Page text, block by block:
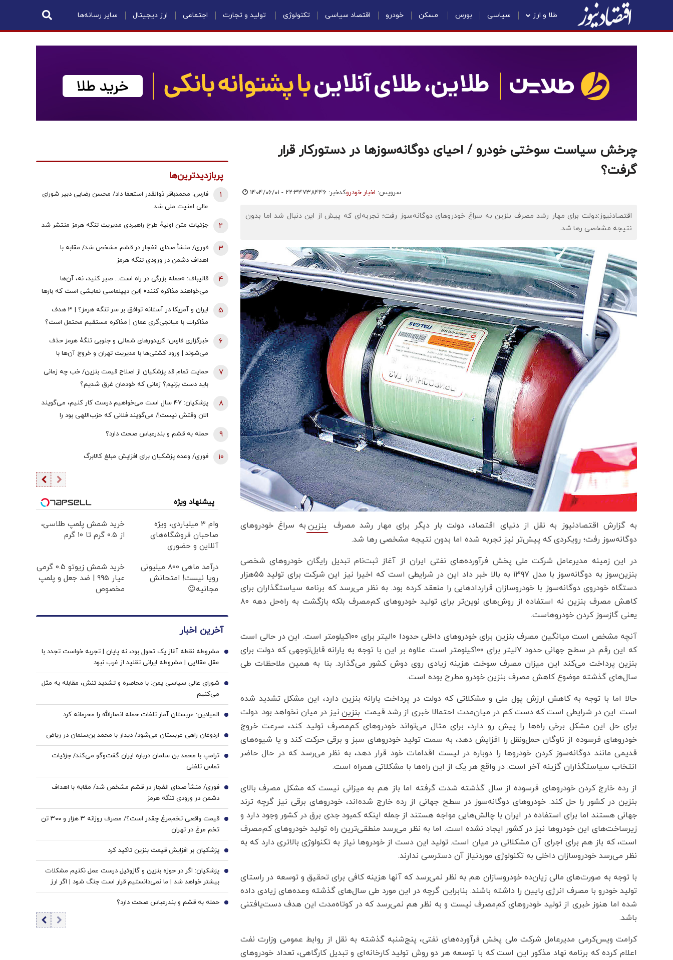
طلا و ارز سیاسی بورس مسکن خودرو اقتصاد سیاسی تکنولوژی تولید و تجارت اجتماعی ارز دیجیتال سایر رسانه‌ها
چرخش سیاست سوختی خودرو / احیای دوگانه‌سوزها در دستورکار قرار
گرفت؟
سرویس: اخبار خودروکدخبر: ۷۳۸۴۴۶ ۱۴۰۴/۰۶/۰۱ - ۲۲:۳۴
اقتصادنیوز:دولت برای مهار رشد مصرف بنزین به سراغ خودروهای دوگانه‌سوز رفت؛ تجربه‌ای که پیش‌ از این دنبال شد اما بدون
نتیجه مشخصی رها شد.
به گزارش اقتصادنیوز به نقل از دنیای اقتصاد، دولت بار دیگر برای مهار رشد مصرف بنزین به سراغ خودروهای
دوگانه‌سوز رفت؛ رویکردی که پیش‌تر نیز تجربه شده اما بدون نتیجه مشخصی رها شد.
در این زمینه مدیرعامل شرکت ملی پخش فرآورده‌های نفتی ایران از آغاز ثبت‌نام تبدیل رایگان خودروهای شخصی
بنزین‌سوز به دوگانه‌سوز با مدل ۱۳۹۷ به بالا خبر داد این در شرایطی است که اخیرا نیز این شرکت برای تولید ۵۵هزار
دستگاه خودروی دوگانه‌سوز با خودروسازان قراردادهایی را منعقد کرده بود. به نظر می‌رسد که برنامه سیاستگذاران برای
کاهش مصرف بنزین نه استفاده از روش‌های نوین‌تر برای تولید خودروهای کم‌مصرف بلکه بازگشت به راه‌حل دهه ۸۰
یعنی گازسوز کردن خودروهاست.
آنچه مشخص است میانگین مصرف بنزین برای خودروهای داخلی حدودا ۱۰لیتر برای ۱۰۰کیلومتر است. این در حالی است
که این رقم در سطح جهانی حدود ۷لیتر برای ۱۰۰کیلومتر است. علاوه بر این با توجه به یارانه قابل‌توجهی که دولت برای
بنزین پرداخت می‌کند این میزان مصرف سوخت هزینه زیادی روی دوش کشور می‌‌گذارد. بنا به همین ملاحظات طی
سال‌های گذشته موضوع کاهش مصرف بنزین خودرو مطرح بوده است.
حالا اما با توجه به کاهش ارزش پول ملی و مشکلاتی که دولت در پرداخت یارانه بنزین دارد، این مشکل تشدید شده
است. این در شرایطی است که دست کم در میان‌مدت احتمالا خبری از رشد قیمت بنزین نیز در میان نخواهد بود. دولت
برای حل این مشکل برخی راه‌ها را پیش رو دارد، برای مثال می‌تواند خودروهای کم‌مصرف تولید کند، سرعت خروج
خودروهای فرسوده از ناوگان حمل‌ونقل را افزایش دهد، به سمت تولید خودروهای سبز و برقی حرکت کند و یا شیوه‌های
قدیمی مانند دوگانه‌سوز کردن خودروها را دوباره در لیست اقدامات خود قرار دهد، به نظر می‌رسد که در حال حاضر
انتخاب سیاستگذاران گزینه آخر است. در واقع هر یک از این راه‌ها با مشکلاتی همراه است.
از رده خارج کردن خودروهای فرسوده از سال گذشته شدت گرفته اما باز هم به میزانی نیست که مشکل مصرف بالای
بنزین در کشور را حل کند. خودروهای دوگانه‌سوز در سطح جهانی از رده خارج شده‌اند، خودروهای برقی نیز گرچه ترند
جهانی هستند اما برای استفاده در ایران با چالش‌هایی مواجه هستند از جمله اینکه کمبود جدی برق در کشور وجود دارد و
زیرساخت‌های این خودروها نیز در کشور ایجاد نشده است. اما به نظر می‌رسد منطقی‌ترین راه تولید خودروهای کم‌مصرف‌
است، که باز هم برای اجرای آن مشکلاتی در میان است. تولید این دست از خودروها نیاز به تکنولوژی بالاتری دارد که به
نظر می‌رسد خودروسازان داخلی به تکنولوژی موردنیاز آن دسترسی ندارند.
با توجه به صورت‌های مالی زیان‌‌ده خودروسازان هم به نظر نمی‌رسد که آنها هزینه کافی برای تحقیق و توسعه در راستای
تولید خودرو با مصرف انرژی پایین را داشته باشند. بنابراین گرچه در این مورد طی سال‌های گذشته وعده‌‌های زیادی داده
شده اما هنوز خبری از تولید خودروهای کم‌‌مصرف نیست و به نظر هم نمی‌رسد که در کوتاه‌مدت این هدف دست‌‌یافتنی
باشد.
کرامت ویس‌‌کرمی مدیرعامل شرکت ملی پخش فرآورده‌‌های نفتی، پنج‌شنبه گذشته به نقل از روابط عمومی وزارت نفت
اعلام کرده که برنامه نهاد مذکور این است که با توسعه هر دو روش تولید کارخانه‌ای و تبدیل کارگاهی، تعداد خودروهای
پربازدیدترین‌ها
فارس: محمدباقر ذوالقدر استعفا داد/ محسن رضایی دبیر شورای
عالی امنیت ملی شد
1
جزئیات متن اولیۀ طرح راهبردی مدیریت تنگه هرمز منتشر شد 2
فوری/ منشأ صدای انفجار در قشم مشخص شد/ مقابه با
اهداف دشمن در ورودی تنگه هرمز
3
قالیباف: «حمله بزرگی در راه است... صبر کنید، نه، آن‌ها
می‌خواهند مذاکره کنند» |این دیپلماسی نمایشی است که بارها
4
ایران و آمریکا در آستانه توافق بر سر تنگه هرمز؟ | 3 هدف
مذاکرات با میانجی‌گری عمان | مذاکره مستقیم محتمل است؟
5
خبرگزاری فارس: کریدورهای شمالی و جنوبی تنگۀ هرمز حذف
می‌شوند | ورود کشتی‌ها با مدیریت تهران و خروج آن‌ها با
تنگه در قالب بهای خدمات است
6
حمایت تمام قد پزشکیان از اصلاح قیمت بنزین/ خب چه زمانی
باید دست بزنیم؟ زمانی که خودمان غرق شدیم؟
7
پزشکیان: ۴۷ سال است می‌خواهیم درست کار کنیم، می‌گویند
الان وقتش نیست!/ می‌گویند فلانی که حزب‌اللهی بود را
8
حمله به قشم و بندرعباس صحت دارد؟ 9
فوری/ وعده پزشکیان برای افزایش مبلغ کالابرگ 10
پیشنهاد ویژه
وام ۳ میلیاردی، ویژه
صاحبان فروشگاه‌های
آنلاین و حضوری
خرید شمش پلمپ طلاسی،
از ۰.۵ گرم تا ۱۰ گرم
درآمد ماهی 800 میلیونی
رویا نیست! امتحانش
مجانیه😉
خرید شمش زیوتو ۰.۵ گرمی
عیار ۹۹۵ | ضد جعل و پلمپ
مخصوص
آخرین اخبار
مشروطه نقطه آغاز یک تحول بود، نه پایان | تجربه خواست تجدد با
عقل عقلایی | مشروطه ایرانی تقلید از غرب نبود
1
شورای عالی سیاسی یمن: با محاصره و تشدید تنش، مقابله به مثل
می‌کنیم
2
المیادین: عربستان آمار تلفات حمله انصارالله را محرمانه کرد 3
اردوغان راهی عربستان می‌شود/ دیدار با محمد بن‌سلمان در ریاض 4
ترامپ با محمد بن سلمان درباره ایران گفت‌وگو می‌کند/ جزئیات
تماس تلفنی
5
فوری/ منشأ صدای انفجار در قشم مشخص شد/ مقابه با اهداف
دشمن در ورودی تنگه هرمز
6
قیمت واقعی تخم‌مرغ چقدر است؟/ مصرف روزانه ۳ هزار و ۳۰۰ تن
تخم مرغ در تهران
7
پزشکیان بر افزایش قیمت بنزین تاکید کرد 8
پزشکیان: اگر در حوزه بنزین و گازوئیل درست عمل نکنیم مشکلات
بیشتر خواهد شد | ما نمی‌دانستیم قرار است جنگ شود | اگر ارز
ترجیحی حذف نمی شد با شروع جنگ قحطی در بازار قطعی بود
9
حمله به قشم و بندرعباس صحت دارد؟ 10